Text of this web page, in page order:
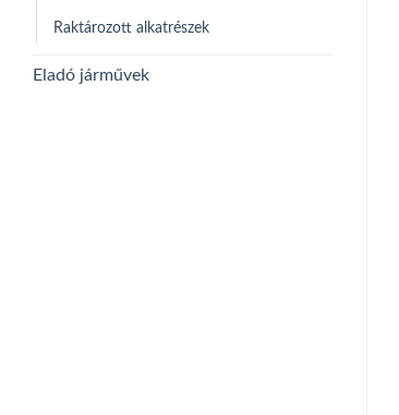
Raktározott alkatrészek
Eladó járművek